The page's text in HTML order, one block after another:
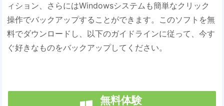
ィション、さらにはWindowsシステムも簡単なクリック
操作でバックアップすることができます。このソフトを無
料でダウンロードし、以下のガイドラインに従って、今す
ぐ好きなものをバックアップしてください。
無料体験